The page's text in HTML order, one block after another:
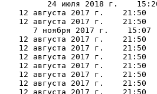
24 июля 2018 г.
12 августа 2017 г.    21:50
12 августа 2017 г.    21:50
7 ноября 2017 г.    15:07
12 августа 2017 г.    21:50
12 августа 2017 г.    21:50
12 августа 2017 г.    21:50
12 августа 2017 г.    21:50
12 августа 2017 г.    21:50
12 августа 2017 г.    21:50
12 августа 2017 г.    21:50